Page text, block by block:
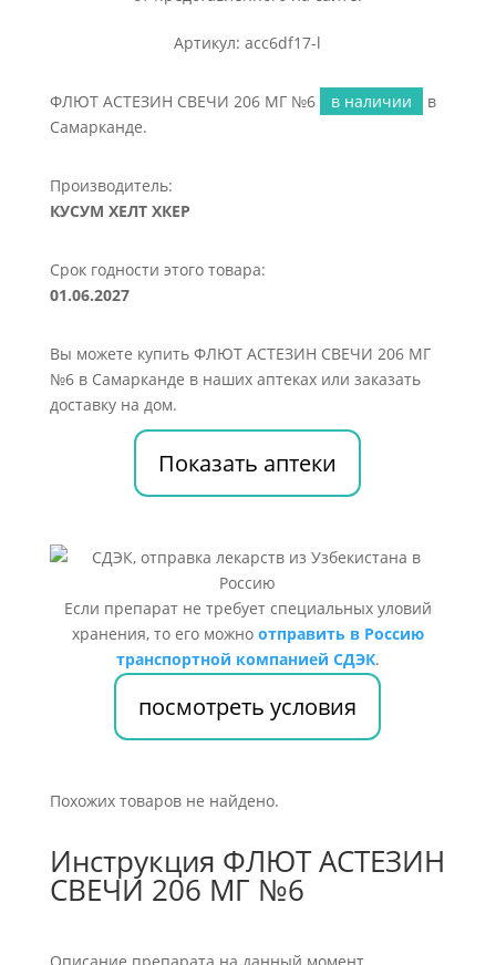
Артикул: acc6df17-l
ФЛЮТ АСТЕЗИН СВЕЧИ 206 МГ №6 в наличии
в
Самарканде.
Производитель:
КУСУМ ХЕЛТ ХКЕР
Срок годности этого товара:
01.06.2027
Вы можете купить ФЛЮТ АСТЕЗИН СВЕЧИ 206 МГ
№6 в Самарканде в наших аптеках или заказать
доставку на дом.
Показать аптеки
Если препарат не требует специальных уловий
хранения, то его можно отправить в Россию
транспортной компанией СДЭК.
посмотреть условия
Похожих товаров не найдено.
Инструкция ФЛЮТ АСТЕЗИН
СВЕЧИ 206 МГ №6